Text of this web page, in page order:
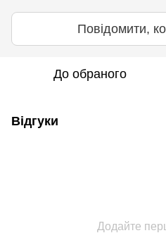
Повідомити,
До обраного
Відгуки
Додайте